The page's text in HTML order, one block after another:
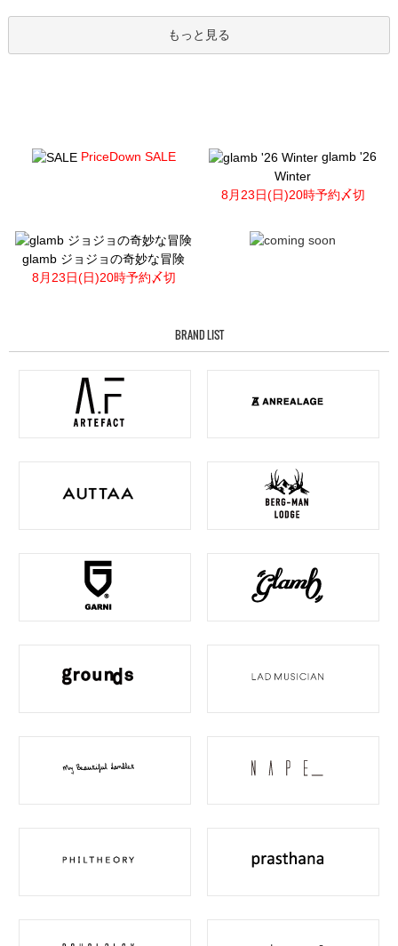
もっと見る
PriceDown SALE
glamb '26
Winter
8月23日(日)20時予約〆切
glamb ジョジョの奇妙な冒険
8月23日(日)20時予約〆切
BRAND LIST